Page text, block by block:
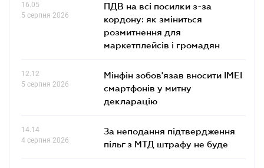
16.05
5 серпня 2026
ПДВ на всі посилки з-за
кордону: як зміниться
розмитнення для
маркетплейсів і громадян
12.12
5 серпня 2026
Мінфін зобов'язав вносити IMEI
смартфонів у митну
декларацію
14.14
4 серпня 2026
За неподання підтвердження
пільг з МТД штрафу не буде